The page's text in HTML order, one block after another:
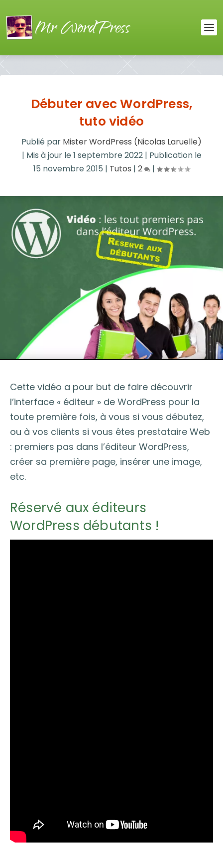
Débuter avec WordPress,
tuto vidéo
Publié par Mister WordPress (Nicolas Laruelle)
| Mis à jour le 1 septembre 2022| Publication le
15 novembre 2015 | Tutos | 2 |
Cette vidéo a pour but de faire découvrir
l’interface « éditeur » de WordPress pour la
toute première fois, à vous si vous débutez,
ou à vos clients si vous êtes prestataire Web
: premiers pas dans l’éditeur WordPress,
créer sa première page, insérer une image,
etc.
Réservé aux éditeurs
WordPress débutants !